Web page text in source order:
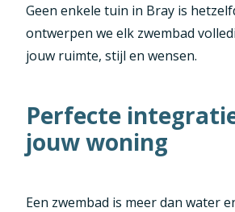
Geen enkele tuin in Bray is
ontwerpen we elk zwembad
jouw ruimte, stijl en wensen.
Perfecte
jouw woning
Een zwembad is meer dan water